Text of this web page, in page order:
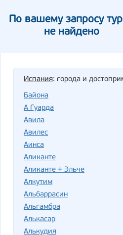
По вашему запросу
не найдено
Испания: города и
Байона
А Гуарда
Авила
Авилес
Аинса
Аликанте
Аликанте + Эльче
Алкутим
Альбаррасин
Альгамбра
Алькасар
Алькудия